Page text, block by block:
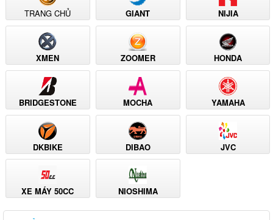
TRANG CHỦ GIANT NIJIA
XMEN ZOOMER HONDA
BRIDGESTONE MOCHA YAMAHA
DKBIKE DIBAO JVC
XE MÁY 50CC NIOSHIMA